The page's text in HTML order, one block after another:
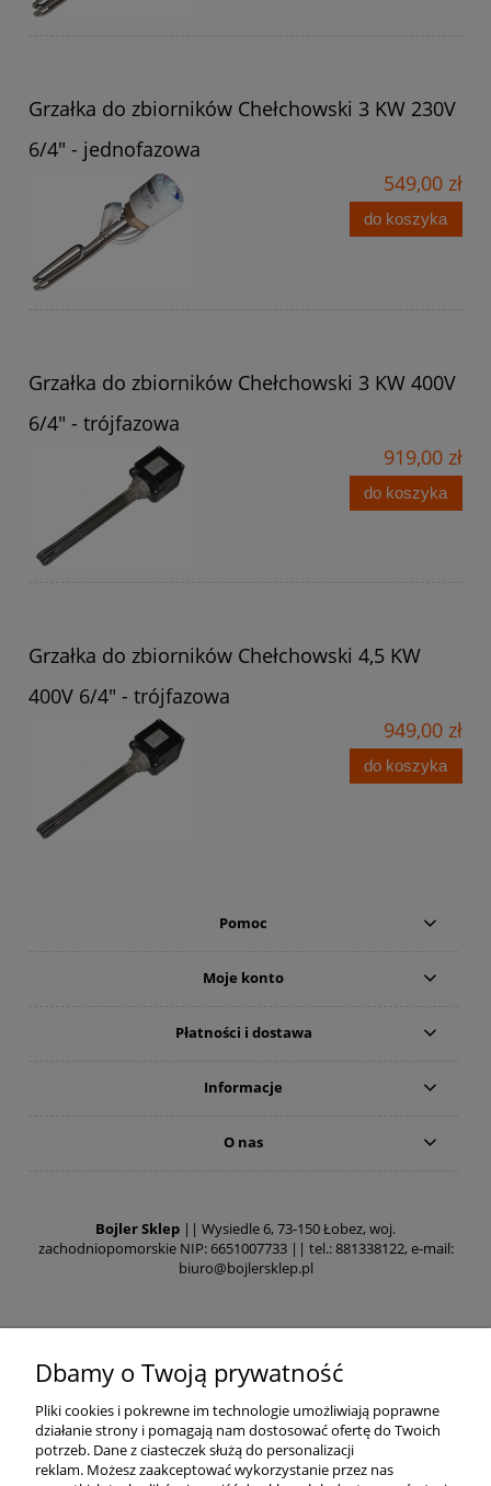
Grzałka do zbiorników Chełchowski 3 KW 230V
6/4" - jednofazowa
549,00 zł
do koszyka
Grzałka do zbiorników Chełchowski 3 KW 400V
6/4" - trójfazowa
919,00 zł
do koszyka
Grzałka do zbiorników Chełchowski 4,5 KW
400V 6/4" - trójfazowa
949,00 zł
do koszyka
Pomoc
Moje konto
Płatności i dostawa
Informacje
O nas
Bojler Sklep || Wysiedle 6, 73-150 Łobez, woj.
zachodniopomorskie NIP: 6651007733 || tel.: 881338122, e-mail:
biuro@bojlersklep.pl
Dbamy o Twoją prywatność
Pliki cookies i pokrewne im technologie umożliwiają poprawne
działanie strony i pomagają nam dostosować ofertę do Twoich
potrzeb. Dane z ciasteczek służą do personalizacji
reklam. Możesz zaakceptować wykorzystanie przez nas